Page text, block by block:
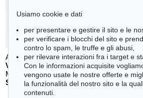
Auction 610 - Lot 126000130
V. VASARELY
Mappe Vasarely, Texte Otto Hahn , 1988
Stima:€ 4,000
Usiamo cookie e dati
per presentare e gestire il sito e le
per verificare i blocchi del sito e
contro lo spam, le truffe e gli abusi,
per rilevare interazioni fra i target e
Con le informazioni acquisite
vengono usate le nostre offerte e
la funzionalità del nostro sito e la
contenuti.